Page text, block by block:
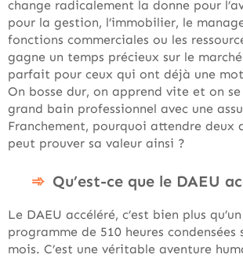
change radicalement la donne pour
pour la gestion, l’immobilier, le
fonctions commerciales ou les
gagne un temps précieux sur le
parfait pour ceux qui ont déjà une
On bosse dur, on apprend vite et on
grand bain professionnel avec une
Franchement, pourquoi attendre deux
peut prouver sa valeur ainsi ?
Qu’est-ce que le DAEU
Le DAEU accéléré, c’est bien plus
programme de 510 heures
mois. C’est une véritable aventure